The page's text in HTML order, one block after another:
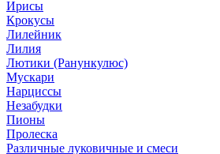
Ирисы
Крокусы
Лилейник
Лилия
Лютики (Ранункулюс)
Мускари
Нарцисcы
Незабудки
Пионы
Пролеска
Различные луковичные и смеси